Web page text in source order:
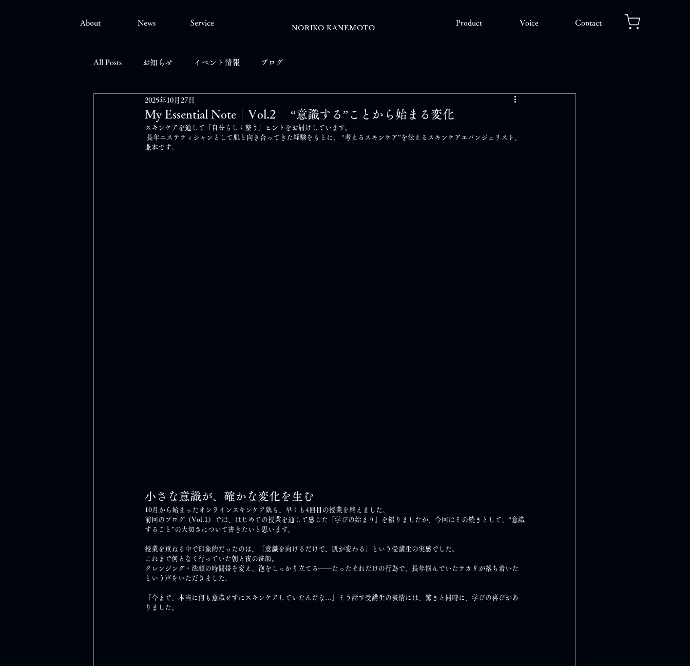
About News Service
NORIKO KANEMOTO
Product Voice Contact
All Posts お知らせ イベント情報 ブログ
My Essential Note｜Vol.2 “意識する”ことから始まる変化
2025年10月27日
スキンケアを通して「自分らしく整う」ヒントをお届けしています。
長年エステティシャンとして肌と向き合ってきた経験をもとに、 “考えるスキンケア”を伝えるスキンケアエバンジェリスト、
兼本です。
小さな意識が、確かな変化を生む
10月から始まったオンラインスキンケア塾も、早くも4回目の授業を終えました。
前回のブログ（Vol.1）では、はじめての授業を通して感じた「学びの始まり」を綴りましたが、今回はその続きとして、“意識
すること”の大切さについて書きたいと思います。
授業を重ねる中で印象的だったのは、「意識を向けるだけで、肌が変わる」という受講生の実感でした。
これまで何となく行っていた朝と夜の洗顔。
クレンジング・洗顔の時間帯を変え、泡をしっかり立てる——たったそれだけの行為で、長年悩んでいたテカリが落ち着いた
という声をいただきました。
「今まで、本当に何も意識せずにスキンケアしていたんだな…」そう話す受講生の表情には、驚きと同時に、学びの喜びがあ
りました。